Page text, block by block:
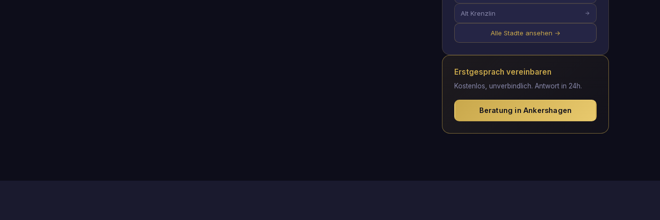
Alt Krenzlin
Alle Stadte ansehen →
Erstgesprach vereinbaren
Kostenlos, unverbindlich. Antwort in 24h.
Beratung in Ankershagen